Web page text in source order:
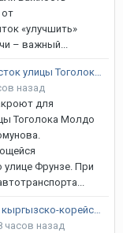
от
«улучшить»
– важный...
В Бишкеке на ремонт закроют участок улицы Тоголока Молдо
назад
для
Тоголока Молдо
улице Фрунзе. При
VB>Бишкек станет площадкой для кыргызско-корейского климатического диалога
часов назад